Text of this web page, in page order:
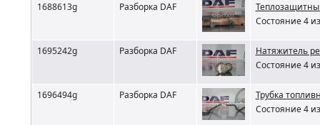
1688613g Разборка DAF
Состояние 4
1695242g Разборка DAF
Натяжитель
Состояние 4
1696494g Разборка DAF
Трубка
Состояние 4